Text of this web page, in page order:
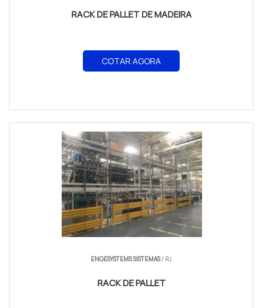
RACK DE PALLET DE MADEIRA
COTAR AGORA
ENGESYSTEMS SISTEMAS/ RJ
RACK DE PALLET